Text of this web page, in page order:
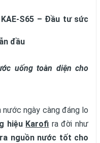
S65 – Đầu tư sức
đầu
uống toàn diện cho
ngày càng đáng lo
hiệu Karofi ra đời như
nguồn nước tốt cho